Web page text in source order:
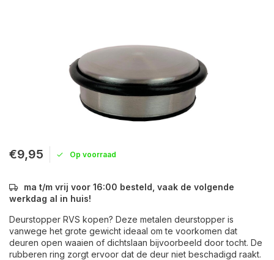
€9,95 Op voorraad
ma t/m vrij voor 16:00 besteld, vaak de volgende
werkdag al in huis!
Deurstopper RVS kopen? Deze metalen deurstopper is
vanwege het grote gewicht ideaal om te voorkomen dat
deuren open waaien of dichtslaan bijvoorbeeld door tocht. De
rubberen ring zorgt ervoor dat de deur niet beschadigd raakt.